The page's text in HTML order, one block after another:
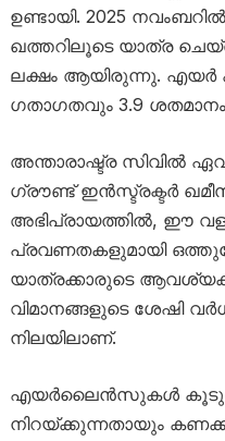
ഉണ്ടായി. 2025
ഖത്തറിലൂടെ യാത്ര
ലക്ഷം ആയിരുന്നു. എയർ
ഗതാഗതവും 3.9 ശതമാനം
അന്താരാഷ്ട്ര സിവിൽ
ഗ്രൗണ്ട് ഇൻസ്ട്രക്ടർ
അഭിപ്രായത്തിൽ, ഈ
പ്രവണതകളുമായി
യാത്രക്കാരുടെ
വിമാനങ്ങളുടെ ശേഷി
നിലയിലാണ്.
എയർലൈൻസുകൾ
നിറയ്ക്കുന്നതായും